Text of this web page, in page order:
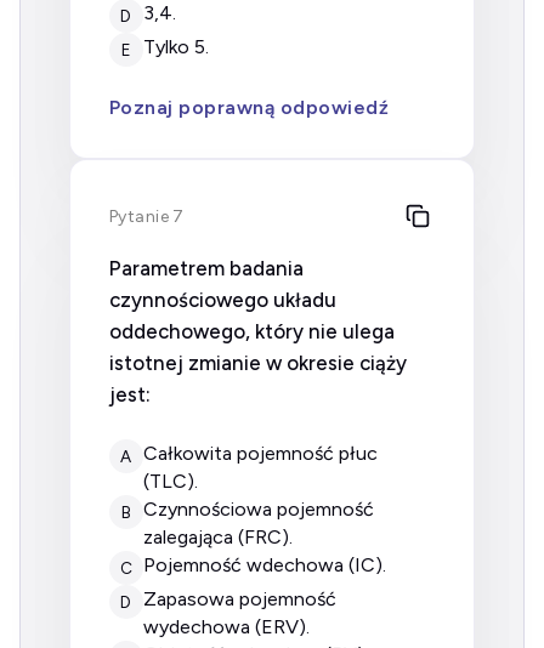
D 3,4.
E tylko 5.
Poznaj poprawną odpowiedź
Pytanie 7
Parametrem badania
czynnościowego układu
oddechowego, który nie ulega
istotnej zmianie w okresie ciąży
jest:
A
całkowita pojemność płuc
(TLC).
B
czynnościowa pojemność
zalegająca (FRC).
C pojemność wdechowa (IC).
D
zapasowa pojemność
wydechowa (ERV).